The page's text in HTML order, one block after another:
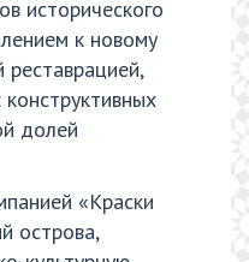
исторического
к новому
реставрацией,
долей
«Краски
острова,